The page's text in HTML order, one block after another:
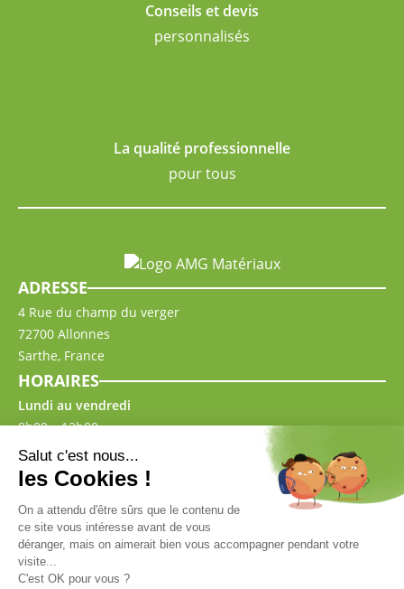
Conseils et devis
personnalisés
La qualité professionnelle
pour tous
ADRESSE
4 Rue du champ du verger
72700 Allonnes
Sarthe, France
HORAIRES
Lundi au vendredi
8h00 – 12h00
13h30 – 18h00
Samedi(de mars à octobre)
9h00 – 12h00
13h30 – 17h00